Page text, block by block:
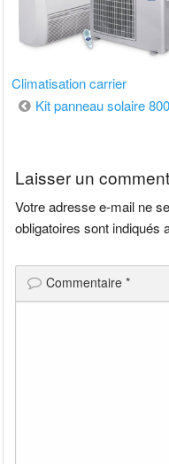
Climatisation carrier
Navigation
Kit panneau solaire
Laisser un
Votre adresse e-mail ne
obligatoires sont indiqués
Commentaire*